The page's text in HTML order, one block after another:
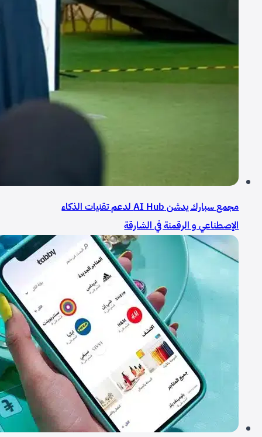
مجمع سبارك يدشن AI Hub لدعم تقنيات الذكاء
الإصطناعي و الرقمنة في الشارقة